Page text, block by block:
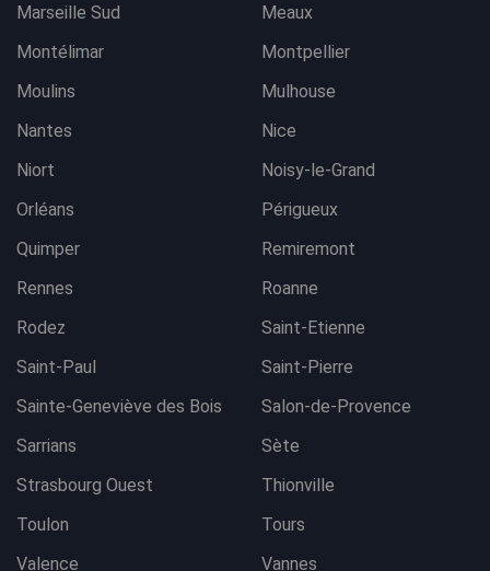
Marseille Sud
Meaux
Montélimar
Montpellier
Moulins
Mulhouse
Nantes
Nice
Niort
Noisy-le-Grand
Orléans
Périgueux
Quimper
Remiremont
Rennes
Roanne
Rodez
Saint-Etienne
Saint-Paul
Saint-Pierre
Sainte-Geneviève des Bois
Salon-de-Provence
Sarrians
Sète
Strasbourg Ouest
Thionville
Toulon
Tours
Valence
Vannes